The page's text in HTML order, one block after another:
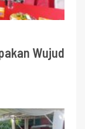
Wujud